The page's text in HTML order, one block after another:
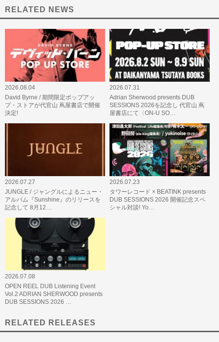
RELATED NEWS
2026.08.04
David Byrne / 期間限定ポップアッ
プ・ストアが代官山 蔦屋書店で開催
決定!
2026.07.31
Adrian Sherwood presents DUB
SESSIONS 2026を記念し 代官山 蔦
屋書店にて〈ON-U SO…
2026.07.27
JUNGLE / ジャングルによるニュー・
アルバム『Sunshine』のリリースを
記念して 8月12…
2026.07.23
タワーレコード × BEATINK presents
DUB SESSIONS 2026 開催記念スペ
シャル対談! Yo…
2026.07.08
OPEN REEL DUB Listening Event
Vol.2 ADRIAN SHERWOOD presents
DUB SESSIONS 2026 …
RELATED RELEASES